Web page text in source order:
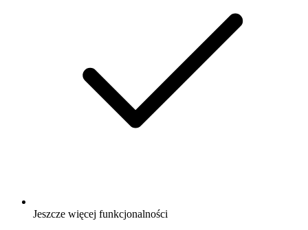
Jeszcze więcej funkcjonalności